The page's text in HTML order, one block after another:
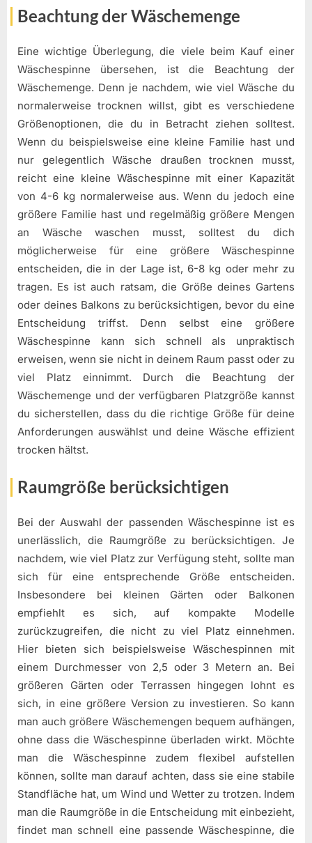
Beachtung der Wäschemenge
Eine wichtige Überlegung, die viele beim Kauf einer
Wäschespinne übersehen, ist die Beachtung der
Wäschemenge. Denn je nachdem, wie viel Wäsche du
normalerweise trocknen willst, gibt es verschiedene
Größenoptionen, die du in Betracht ziehen solltest.
Wenn du beispielsweise eine kleine Familie hast und
nur gelegentlich Wäsche draußen trocknen musst,
reicht eine kleine Wäschespinne mit einer Kapazität
von 4-6 kg normalerweise aus. Wenn du jedoch eine
größere Familie hast und regelmäßig größere Mengen
an Wäsche waschen musst, solltest du dich
möglicherweise für eine größere Wäschespinne
entscheiden, die in der Lage ist, 6-8 kg oder mehr zu
tragen. Es ist auch ratsam, die Größe deines Gartens
oder deines Balkons zu berücksichtigen, bevor du eine
Entscheidung triffst. Denn selbst eine größere
Wäschespinne kann sich schnell als unpraktisch
erweisen, wenn sie nicht in deinem Raum passt oder zu
viel Platz einnimmt. Durch die Beachtung der
Wäschemenge und der verfügbaren Platzgröße kannst
du sicherstellen, dass du die richtige Größe für deine
Anforderungen auswählst und deine Wäsche effizient
trocken hältst.
Raumgröße berücksichtigen
Bei der Auswahl der passenden Wäschespinne ist es
unerlässlich, die Raumgröße zu berücksichtigen. Je
nachdem, wie viel Platz zur Verfügung steht, sollte man
sich für eine entsprechende Größe entscheiden.
Insbesondere bei kleinen Gärten oder Balkonen
empfiehlt es sich, auf kompakte Modelle
zurückzugreifen, die nicht zu viel Platz einnehmen.
Hier bieten sich beispielsweise Wäschespinnen mit
einem Durchmesser von 2,5 oder 3 Metern an. Bei
größeren Gärten oder Terrassen hingegen lohnt es
sich, in eine größere Version zu investieren. So kann
man auch größere Wäschemengen bequem aufhängen,
ohne dass die Wäschespinne überladen wirkt. Möchte
man die Wäschespinne zudem flexibel aufstellen
können, sollte man darauf achten, dass sie eine stabile
Standfläche hat, um Wind und Wetter zu trotzen. Indem
man die Raumgröße in die Entscheidung mit einbezieht,
findet man schnell eine passende Wäschespinne, die